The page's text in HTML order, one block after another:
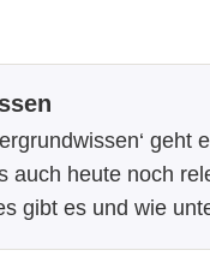
auch heute noch
gibt es und wie